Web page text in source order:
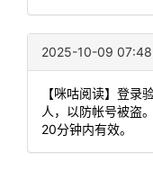
2025-10-09
【咪咕阅读】登录
人，以防帐号被盗
20分钟内有效。